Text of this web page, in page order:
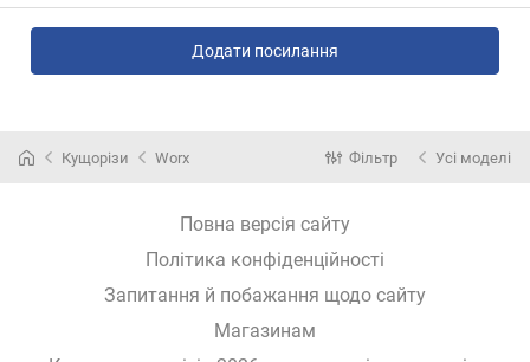
Додати посилання
Кущорізи Worx Фільтр Усі моделі
Повна версія сайту
Політика конфіденційності
Запитання й побажання щодо сайту
Магазинам